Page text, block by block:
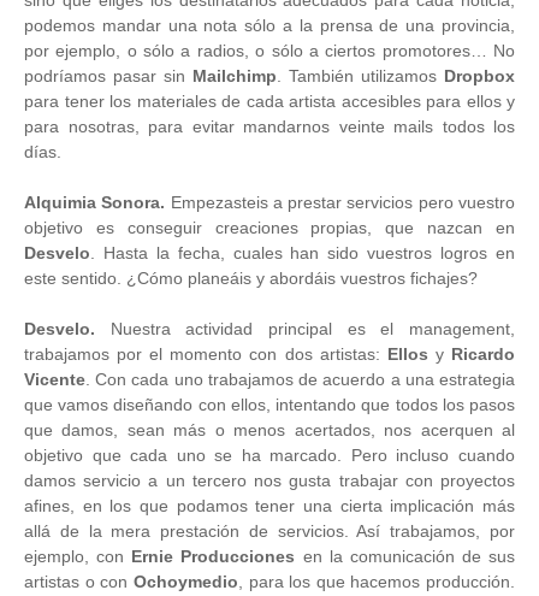
podemos mandar una nota sólo a la prensa de una provincia,
por ejemplo, o sólo a radios, o sólo a ciertos promotores… No
podríamos pasar sin Mailchimp. También utilizamos Dropbox
para tener los materiales de cada artista accesibles para ellos y
para nosotras, para evitar mandarnos veinte mails todos los
días.
Alquimia Sonora. Empezasteis a prestar servicios pero vuestro
objetivo es conseguir creaciones propias, que nazcan en
Desvelo. Hasta la fecha, cuales han sido vuestros logros en
este sentido. ¿Cómo planeáis y abordáis vuestros fichajes?
Desvelo. Nuestra actividad principal es el management,
trabajamos por el momento con dos artistas: Ellos y Ricardo
Vicente. Con cada uno trabajamos de acuerdo a una estrategia
que vamos diseñando con ellos, intentando que todos los pasos
que damos, sean más o menos acertados, nos acerquen al
objetivo que cada uno se ha marcado. Pero incluso cuando
damos servicio a un tercero nos gusta trabajar con proyectos
afines, en los que podamos tener una cierta implicación más
allá de la mera prestación de servicios. Así trabajamos, por
ejemplo, con Ernie Producciones en la comunicación de sus
artistas o con Ochoymedio, para los que hacemos producción.